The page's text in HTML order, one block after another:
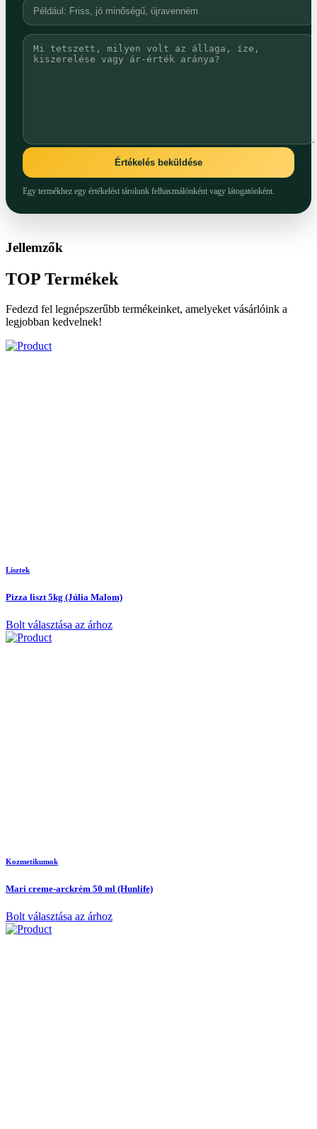
Értékelés beküldése
Egy termékhez egy értékelést tárolunk felhasználónként vagy látogatónként.
Jellemzők
TOP Termékek
Fedezd fel legnépszerűbb termékeinket, amelyeket vásárlóink a
legjobban kedvelnek!
Lisztek
Pizza liszt 5kg (Júlia Malom)
Bolt választása az árhoz
Kozmetikumok
Mari creme-arckrém 50 ml (Hunlife)
Bolt választása az árhoz